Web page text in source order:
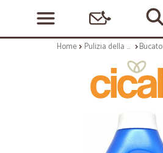
Home Pulizia della casa Bucato